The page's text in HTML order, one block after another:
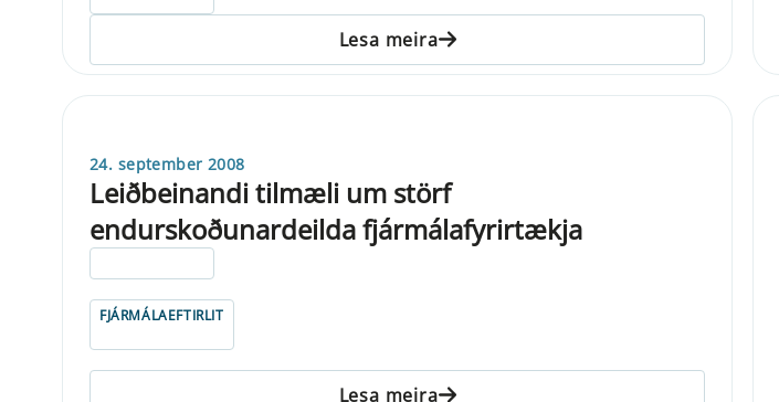
Lesa meira
24. september 2008
Leiðbeinandi tilmæli um störf
endurskoðunardeilda fjármálafyrirtækja
FJÁRMÁLAEFTIRLIT
Lesa meira